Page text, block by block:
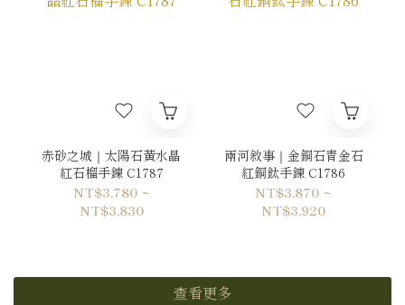
赤砂之城｜太陽石黃水晶
紅石榴手鍊 C1787
NT$3,780 ~
NT$3,830
兩河敘事｜金銅石青金石
紅銅鈦手鍊 C1786
NT$3,870 ~
NT$3,920
查看更多